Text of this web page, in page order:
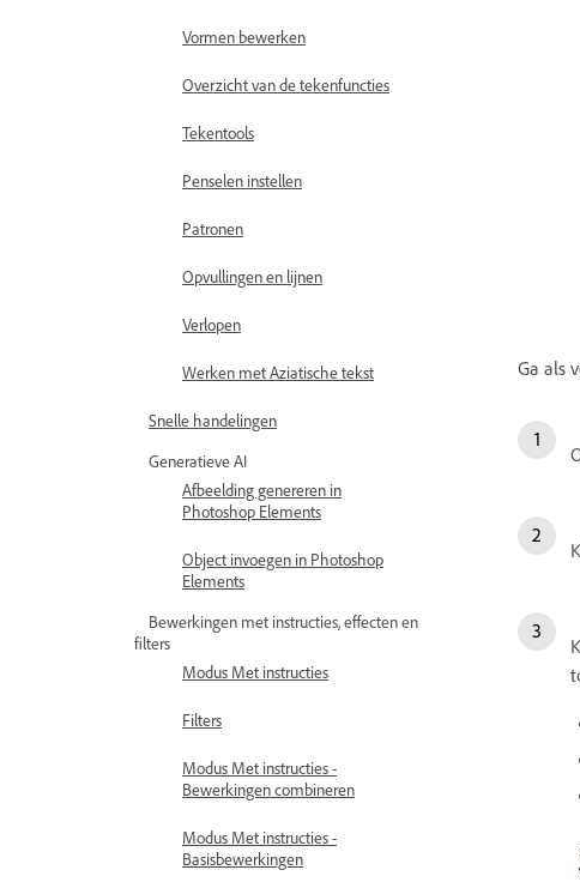
Vormen bewerken
Overzicht van de tekenfuncties
Tekentools
Penselen instellen
Patronen
Opvullingen en lijnen
Verlopen
Werken met Aziatische tekst
Snelle handelingen
Generatieve AI
Afbeelding genereren in
Photoshop Elements
Object invoegen in Photoshop
Elements
Bewerkingen met instructies, effecten en
filters
Modus Met instructies
Filters
Modus Met instructies -
Bewerkingen combineren
Modus Met instructies -
Basisbewerkingen
Ga als